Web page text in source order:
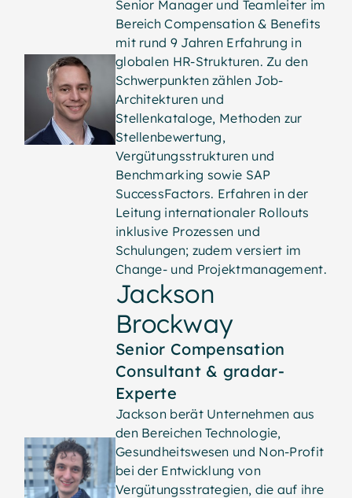
Senior Manager und Teamleiter im
Bereich Compensation & Benefits
mit rund 9 Jahren Erfahrung in
globalen HR-Strukturen. Zu den
Schwerpunkten zählen Job-
Architekturen und
Stellenkataloge, Methoden zur
Stellenbewertung,
Vergütungsstrukturen und
Benchmarking sowie SAP
SuccessFactors. Erfahren in der
Leitung internationaler Rollouts
inklusive Prozessen und
Schulungen; zudem versiert im
Change- und Projektmanagement.
Jackson
Brockway
Senior Compensation
Consultant & gradar-
Experte
Jackson berät Unternehmen aus
den Bereichen Technologie,
Gesundheitswesen und Non-Profit
bei der Entwicklung von
Vergütungsstrategien, die auf ihre